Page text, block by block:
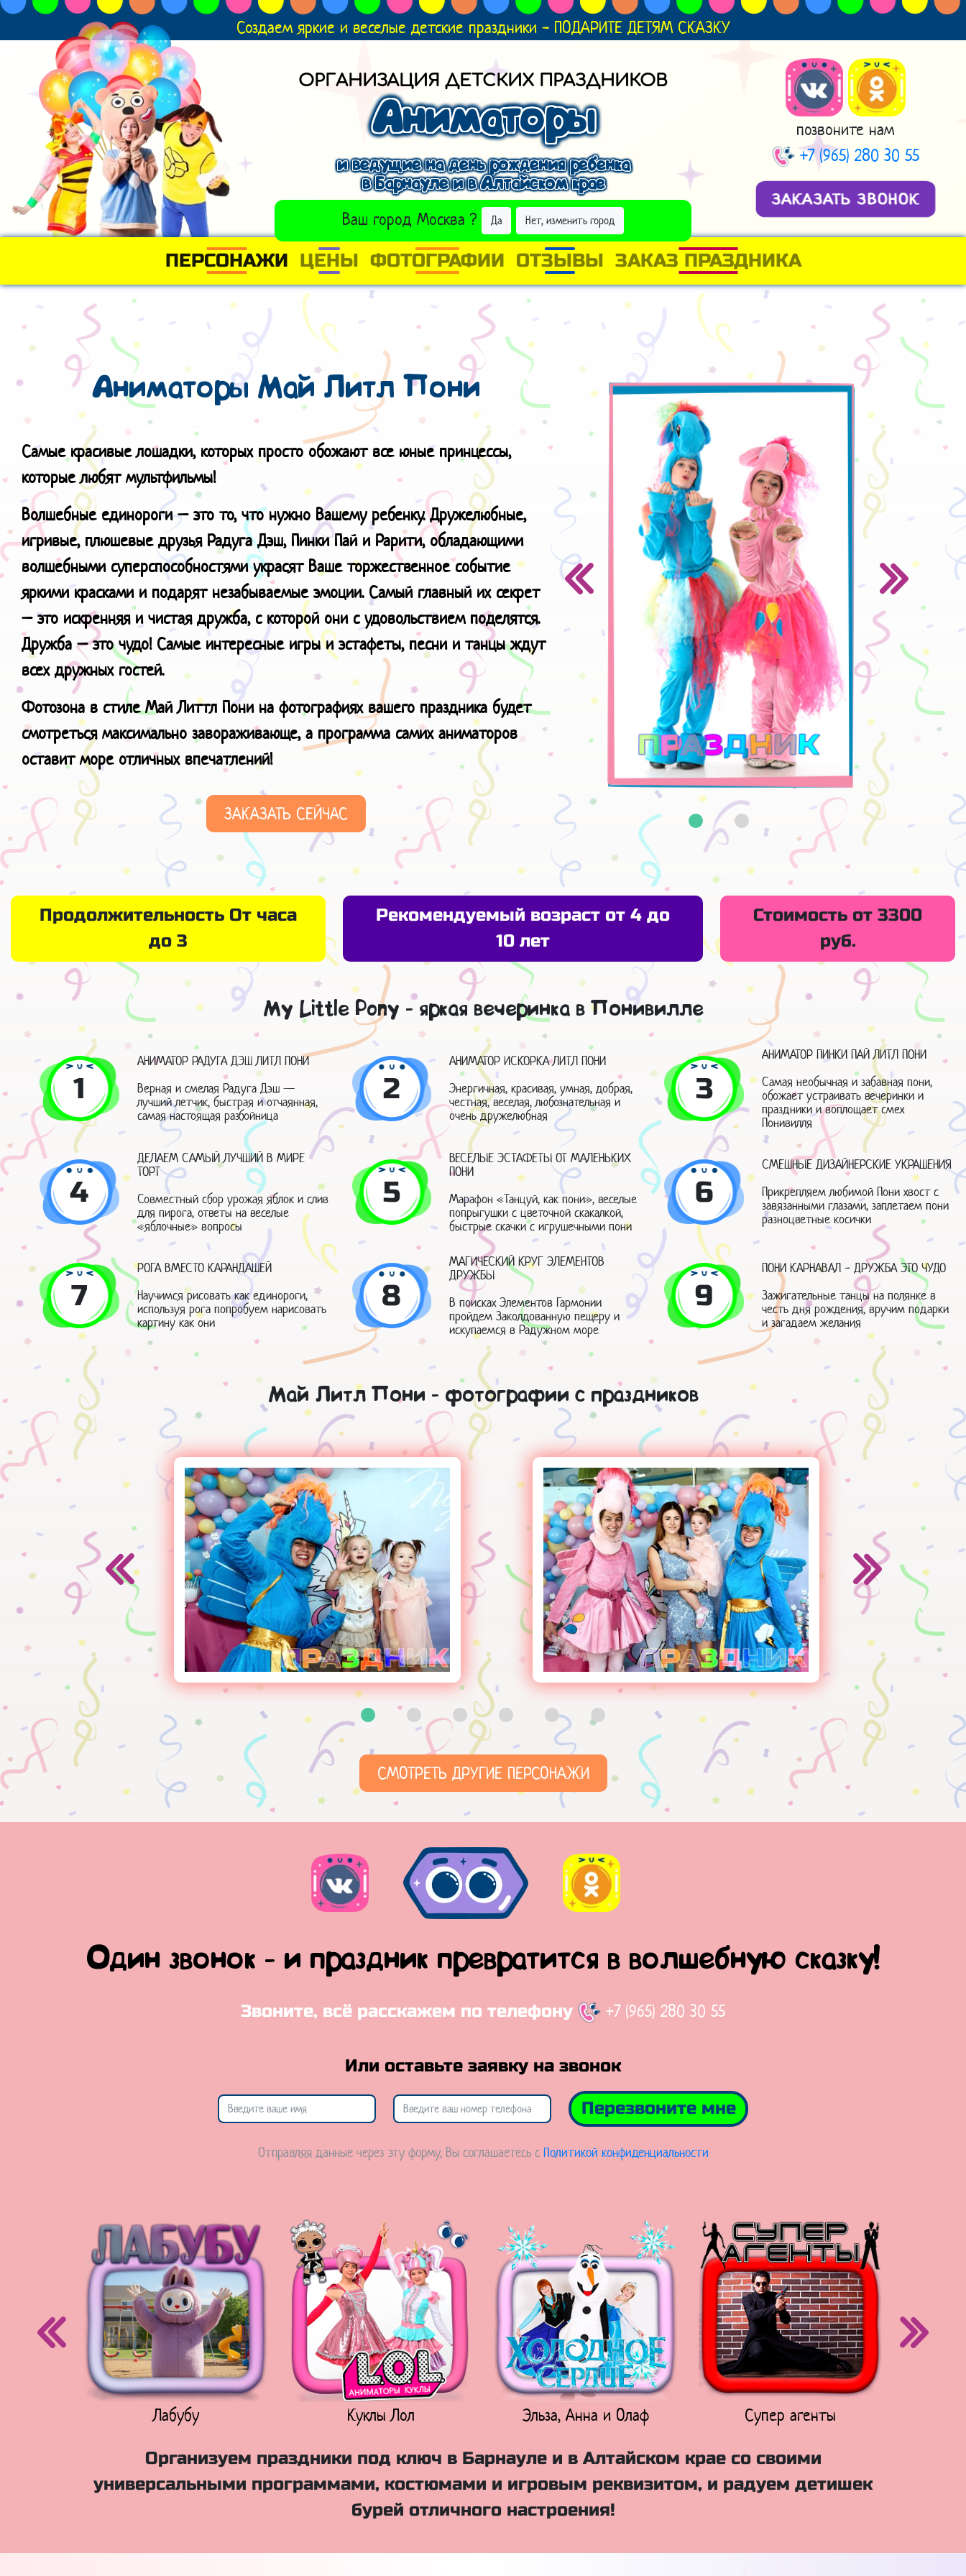
Создаем яркие и веселые детские праздники - ПОДАРИТЕ ДЕТЯМ СКАЗКУ
ОРГАНИЗАЦИЯ ДЕТСКИХ ПРАЗДНИКОВ
Аниматоры
и ведущие на день рождения ребенка
в Барнауле и в Алтайском крае
Ваш город Москва ? Да Нет, изменить город
ВЫБРАТЬ ДРУГОЙ ГОРОД
позвоните нам
+7 (965) 280 30 55
ЗАКАЗАТЬ ЗВОНОК
ПЕРСОНАЖИ ЦЕНЫ ФОТОГРАФИИ ОТЗЫВЫ ЗАКАЗ ПРАЗДНИКА
Аниматоры Май Литл Пони
Самые красивые лошадки, которых просто обожают все юные принцессы,
которые любят мультфильмы!
Волшебные единороги – это то, что нужно Вашему ребенку. Дружелюбные,
игривые, плюшевые друзья Радуга Дэш, Пинки Пай и Рарити, обладающими
волшебными суперспособностями украсят Ваше торжественное событие
яркими красками и подарят незабываемые эмоции. Самый главный их секрет
– это искренняя и чистая дружба, с которой они с удовольствием поделятся.
Дружба – это чудо! Самые интересные игры и эстафеты, песни и танцы ждут
всех дружных гостей.
Фотозона в стиле Май Литтл Пони на фотографиях вашего праздника будет
смотреться максимально завораживающе, а программа самих аниматоров
оставит море отличных впечатлений!
ЗАКАЗАТЬ СЕЙЧАС
Продолжительность От часа
до 3
Рекомендуемый возраст от 4 до
10 лет
Стоимость от 3300
руб.
My Little Pony - яркая вечеринка в Понивилле
1
АНИМАТОР РАДУГА ДЭШ ЛИТЛ ПОНИ
Верная и смелая Радуга Дэш —
лучший летчик, быстрая и отчаянная,
самая настоящая разбойница
2
АНИМАТОР ИСКОРКА ЛИТЛ ПОНИ
Энергичная, красивая, умная, добрая,
честная, веселая, любознательная и
очень дружелюбная
3
АНИМАТОР ПИНКИ ПАЙ ЛИТЛ ПОНИ
Самая необычная и забавная пони,
обожает устраивать вечеринки и
праздники и воплощает смех
Понивилля
4
ДЕЛАЕМ САМЫЙ ЛУЧШИЙ В МИРЕ
ТОРТ
Совместный сбор урожая яблок и слив
для пирога, ответы на веселые
«яблочные» вопросы
5
ВЕСЕЛЫЕ ЭСТАФЕТЫ ОТ МАЛЕНЬКИХ
ПОНИ
Марафон «Танцуй, как пони», веселые
попрыгушки с цветочной скакалкой,
быстрые скачки с игрушечными пони
6
СМЕШНЫЕ ДИЗАЙНЕРСКИЕ УКРАШЕНИЯ
Прикрепляем любимой Пони хвост с
завязанными глазами, заплетаем пони
разноцветные косички
7
РОГА ВМЕСТО КАРАНДАШЕЙ
Научимся рисовать как единороги,
используя рога попробуем нарисовать
картину как они
8
МАГИЧЕСКИЙ КРУГ ЭЛЕМЕНТОВ
ДРУЖБЫ
В поисках Элементов Гармонии
пройдем Заколдованную пещеру и
искупаемся в Радужном море
9
ПОНИ КАРНАВАЛ - ДРУЖБА ЭТО ЧУДО
Зажигательные танцы на полянке в
честь дня рождения, вручим подарки
и загадаем желания
Май Литл Пони - фотографии с праздников
СМОТРЕТЬ ДРУГИЕ ПЕРСОНАЖИ
Один звонок - и праздник превратится в волшебную сказку!
Звоните, всё расскажем по телефону +7 (965) 280 30 55
Или оставьте заявку на звонок
Перезвоните мне
Отправляя данные через эту форму, Вы соглашаетесь с Политикой конфиденциальности
Лабубу Куклы Лол Эльза, Анна и Олаф Супер агенты
Организуем праздники под ключ в Барнауле и в Алтайском крае со своими
универсальными программами, костюмами и игровым реквизитом, и радуем детишек
бурей отличного настроения!